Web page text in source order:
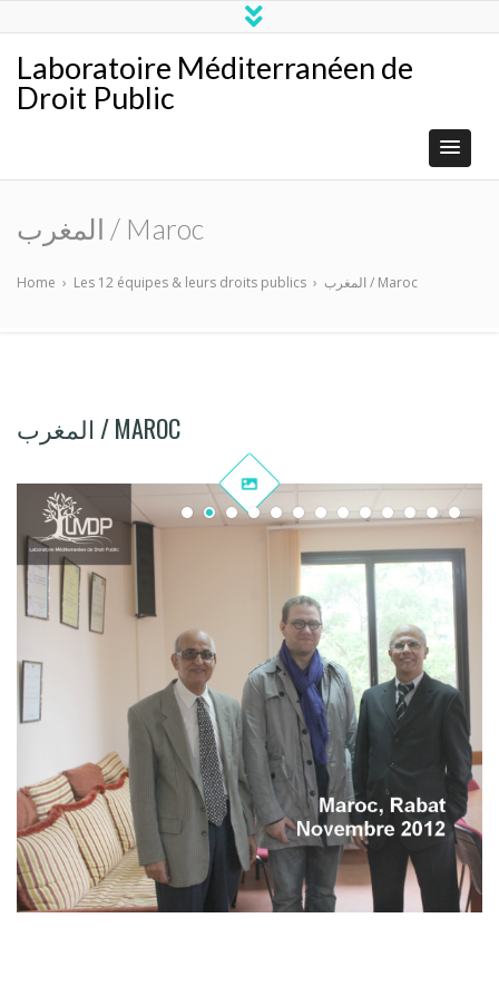
Laboratoire Méditerranéen de
Droit Public
المغرب / Maroc
Home › Les 12 équipes & leurs droits publics › المغرب / Maroc
المغرب / MAROC